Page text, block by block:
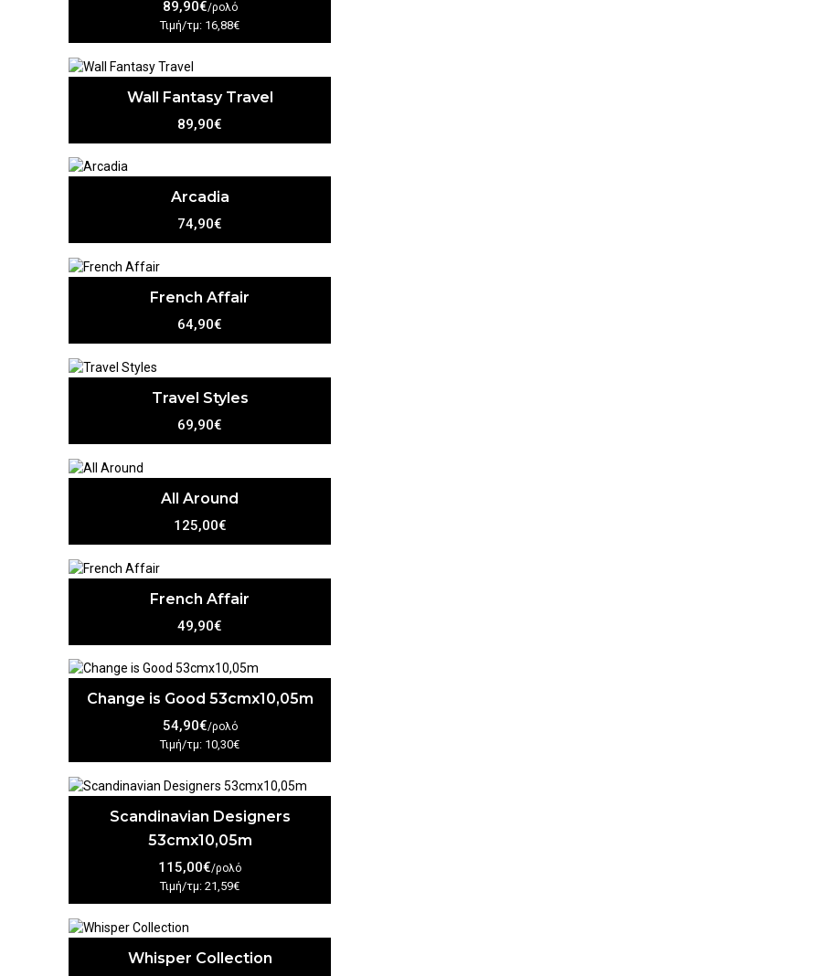
89,90€/ρολό
Τιμή/τμ: 16,88€
Wall Fantasy Travel
89,90€
Arcadia
74,90€
French Affair
64,90€
Travel Styles
69,90€
All Around
125,00€
French Affair
49,90€
Change is Good 53cmx10,05m
54,90€/ρολό
Τιμή/τμ: 10,30€
Scandinavian Designers
53cmx10,05m
115,00€/ρολό
Τιμή/τμ: 21,59€
Whisper Collection